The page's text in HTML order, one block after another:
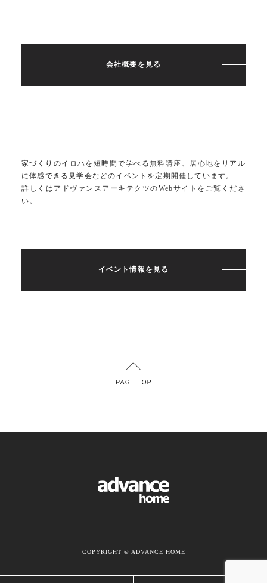
会社概要を見る
家づくりのイロハを短時間で学べる無料講座、居心地をリアル
に体感できる見学会などのイベントを定期開催しています。
詳しくはアドヴァンスアーキテクツのWebサイトをご覧くださ
い。
イベント情報を見る
COPYRIGHT © ADVANCE HOME